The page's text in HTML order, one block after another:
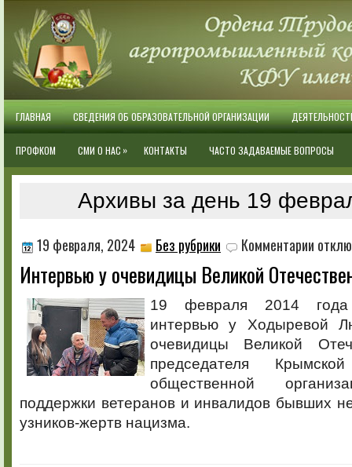
ГЛАВНАЯ СВЕДЕНИЯ ОБ ОБРАЗОВАТЕЛЬНОЙ ОРГАНИЗАЦИИ
ПРОФКОМ СМИ О НАС » КОНТАКТЫ ЧАСТО ЗАДАВАЕМЫЕ ВОПРОСЫ
Архивы за день 19
19 февраля, 2024 Без рубрики Комментарии записи
Интервью
у
Великой
войны
Интервью у очевидицы Великой
19 февраля 2014 года
интервью у Ходыревой
очевидицы Великой
председателя Крымской
общественной
поддержки ветеранов и инвалидов бывших
узников-жертв нацизма.